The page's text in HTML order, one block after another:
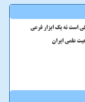
است نه یک ابزار فرعی
علمی ایران